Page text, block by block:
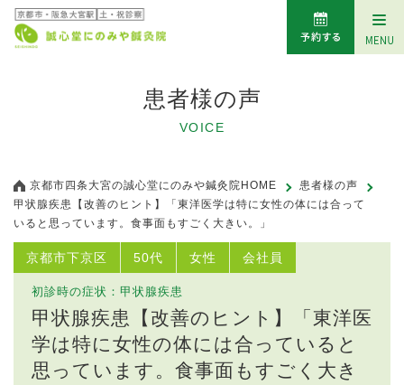
患者様の声
VOICE
京都市四条大宮の誠心堂にのみや鍼灸院HOME
患者様の声
甲状腺疾患【改善のヒント】「東洋医学は特に女性の体には合って
いると思っています。食事面もすごく大きい。」
京都市下京区 50代 女性 会社員
初診時の症状：甲状腺疾患
甲状腺疾患【改善のヒント】「東洋医
学は特に女性の体には合っていると
思っています。食事面もすごく大き